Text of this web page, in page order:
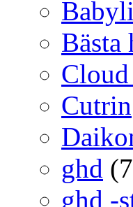
Bästa
Cutrin
ghd
ghd -